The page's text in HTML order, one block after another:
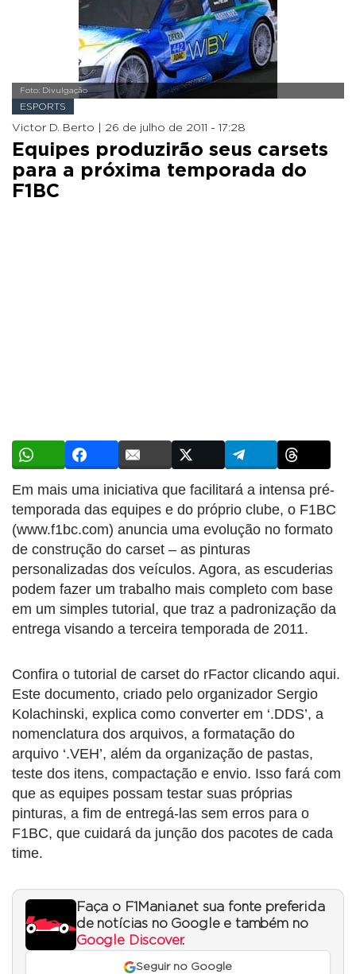
Foto: Divulgação
ESPORTS
Victor D. Berto | 26 de julho de 2011 - 17:28
Equipes produzirão seus carsets
para a próxima temporada do
F1BC
Em mais uma iniciativa que facilitará a intensa pré-
temporada das equipes e do próprio clube, o F1BC
(www.f1bc.com) anuncia uma evolução no formato
de construção do carset – as pinturas
personalizadas dos veículos. Agora, as escuderias
podem fazer um trabalho mais completo com base
em um simples tutorial, que traz a padronização da
entrega visando a terceira temporada de 2011.
Confira o tutorial de carset do rFactor clicando aqui.
Este documento, criado pelo organizador Sergio
Kolachinski, explica como converter em ‘.DDS’, a
nomenclatura dos arquivos, a formatação do
arquivo ‘.VEH’, além da organização de pastas,
teste dos itens, compactação e envio. Isso fará com
que as equipes possam testar suas próprias
pinturas, a fim de entregá-las sem erros para o
F1BC, que cuidará da junção dos pacotes de cada
time.
Faça o F1Mania.net sua fonte preferida
de notícias no Google e também no
Google Discover.
Seguir no Google